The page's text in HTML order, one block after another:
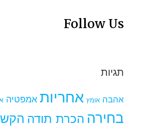
Follow Us
תגיות
אהבה אומץ אחריות אמפטיה
בחירה הכרת תודה